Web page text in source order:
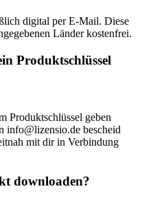
digital per E-Mail. Diese
Länder kostenfrei.
Produktschlüssel
Produktschlüssel geben
info@lizensio.de bescheid
mit dir in Verbindung
downloaden?